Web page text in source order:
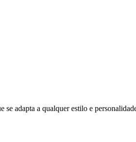
adapta a qualquer estilo e